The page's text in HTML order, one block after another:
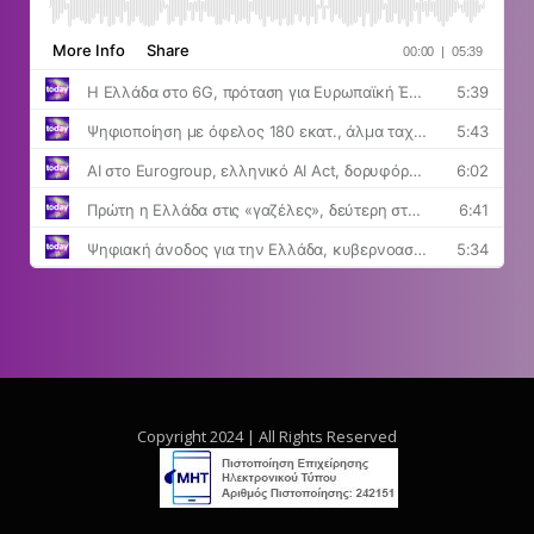
Copyright 2024 | All Rights Reserved